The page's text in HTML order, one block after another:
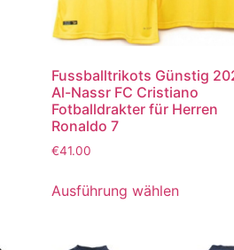
Fussballtrikots Günstig
Al-Nassr FC Cristiano
Fotballdrakter für Herren
Ronaldo 7
€41.00
Ausführung wählen